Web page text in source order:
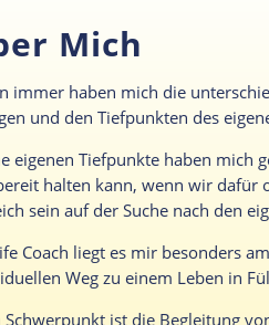
Mich
immer haben mich die
und den Tiefpunkten des
eigenen Tiefpunkte haben mich
halten kann, wenn wir dafür
sein auf der Suche nach den
Coach liegt es mir besonders
Weg zu einem Leben in
Schwerpunkt ist die Begleitung